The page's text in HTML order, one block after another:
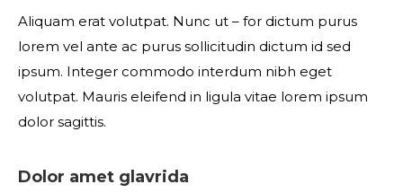
Aliquam erat volutpat. Nunc ut – for dictum purus
lorem vel ante ac purus sollicitudin dictum id sed
ipsum. Integer commodo interdum nibh eget
volutpat. Mauris eleifend in ligula vitae lorem ipsum
dolor sagittis.
Dolor amet glavrida